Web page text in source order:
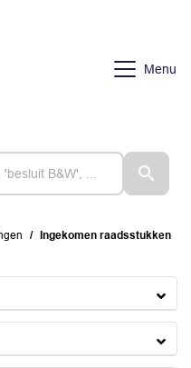
Menu
Ingekomen raadsstukken